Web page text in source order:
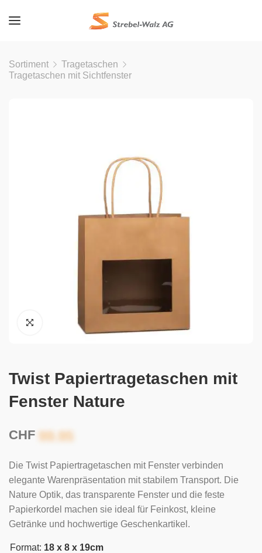
Sortiment
Tragetaschen
Tragetaschen mit Sichtfenster
Twist Papiertragetaschen mit
Fenster Nature
CHF
Die Twist Papiertragetaschen mit Fenster verbinden
elegante Warenpräsentation mit stabilem Transport. Die
Nature Optik, das transparente Fenster und die feste
Papierkordel machen sie ideal für Feinkost, kleine
Getränke und hochwertige Geschenkartikel.
Format: 18 x 8 x 19cm